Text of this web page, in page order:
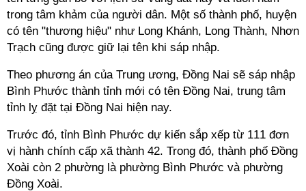
trong tâm khảm của người dân. Một số thành phố, huyện
có tên "thương hiệu" như Long Khánh, Long Thành, Nhơn
Trạch cũng được giữ lại tên khi sáp nhập.
Theo phương án của Trung ương, Đồng Nai sẽ sáp nhập
Bình Phước thành tỉnh mới có tên Đồng Nai, trung tâm
tỉnh lỵ đặt tại Đồng Nai hiện nay.
Trước đó, tỉnh Bình Phước dự kiến sắp xếp từ 111 đơn
vị hành chính cấp xã thành 42. Trong đó, thành phố Đồng
Xoài còn 2 phường là phường Bình Phước và phường
Đồng Xoài.